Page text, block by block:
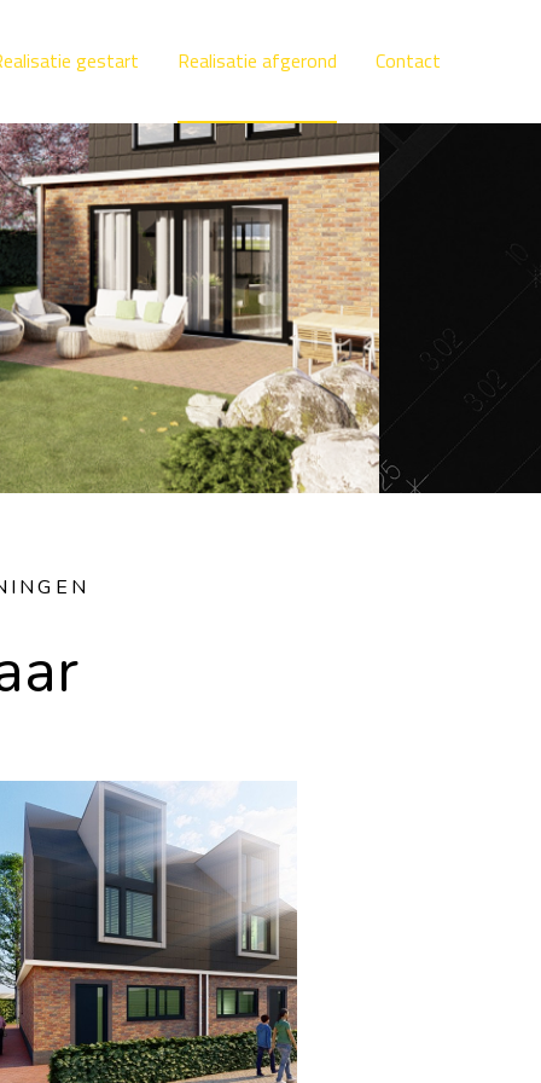
gestart Realisatie afgerond Contact